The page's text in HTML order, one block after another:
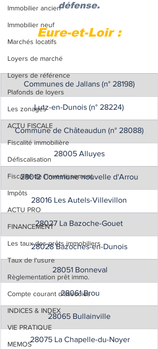
Immobilier ancien
Immobilier neuf
Marchés locatifs
Loyers de marché
Loyers de référence
Plafonds de loyers
Les zonages
ACTU FISCALE
Fiscalité immobilière
Défiscalisation
Fiscalité de l'investissement
Impôts
ACTU PRO
FINANCEMENT
Les taux des prêts immobiliers
Taux de l'usure
Règlementation prêt immo.
Compte courant d'associés
INDICES & INDEX
VIE PRATIQUE
MEMOS
défense.
Eure-et-Loir :
Communes de Jallans (n° 28198)
Lutz-en-Dunois (n° 28224)
Commune de Châteaudun (n° 28088)
28005 Alluyes
28012 Commune nouvelle d'Arrou
28016 Les Autels-Villevillon
28027 La Bazoche-Gouet
28028 Bazoches-en-Dunois
28051 Bonneval
28061 Brou
28065 Bullainville
28075 La Chapelle-du-Noyer